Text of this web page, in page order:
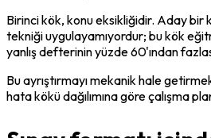
Birinci kök, konu eksikliğidir. Aday bir
tekniği uygulayamıyordur; bu kök
yanlış defterinin yüzde 60'ından
Bu ayrıştırmayı mekanik hale
hata kökü dağılımına göre çalışma